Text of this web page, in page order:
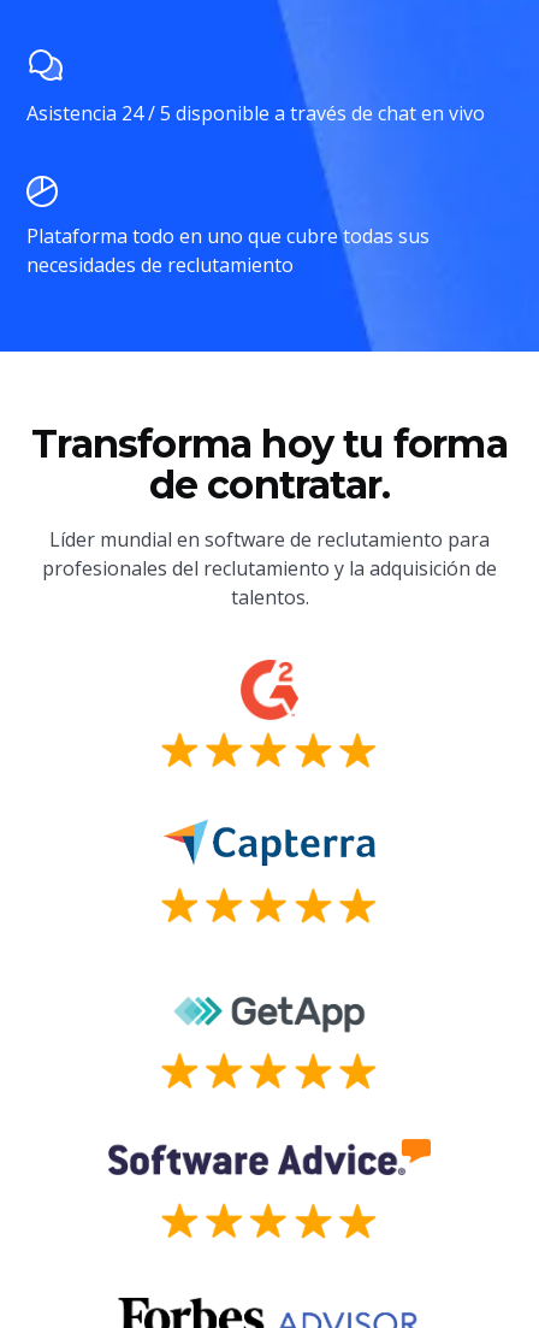
Asistencia 24 / 5 disponible a través de chat en vivo
Plataforma todo en uno que cubre todas sus
necesidades de reclutamiento
Transforma hoy tu forma
de contratar.
Líder mundial en software de reclutamiento para
profesionales del reclutamiento y la adquisición de
talentos.